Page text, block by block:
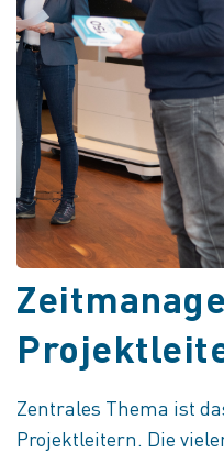
Zentrales Thema ist
Projektleitern. Die